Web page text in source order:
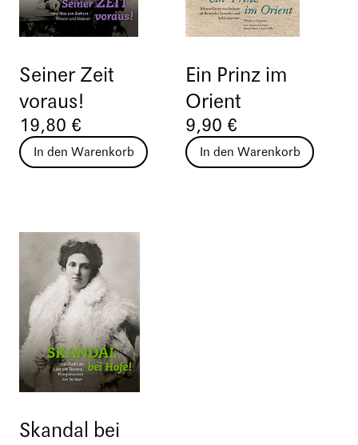
Seiner Zeit
voraus!
19,80 €
In den Warenkorb
Ein Prinz im
Orient
9,90 €
In den Warenkorb
Skandal bei